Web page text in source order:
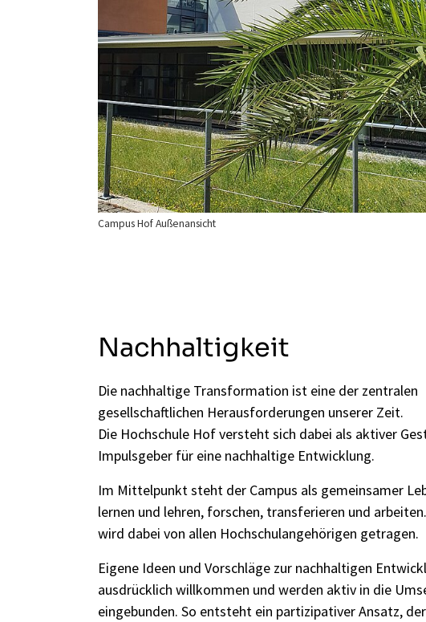
Campus Hof Außenansicht
Nachhaltigkeit
Die nachhaltige Transformation ist eine der zentralen
gesellschaftlichen Herausforderungen unserer Zeit.
Die Hochschule Hof versteht sich dabei als aktiver
Impulsgeber für eine nachhaltige Entwicklung.
Im Mittelpunkt steht der Campus als gemeinsamer
lernen und lehren, forschen, transferieren und
wird dabei von allen Hochschulangehörigen getragen.
Eigene Ideen und Vorschläge zur nachhaltigen
ausdrücklich willkommen und werden aktiv in die
eingebunden. So entsteht ein partizipativer Ansatz,